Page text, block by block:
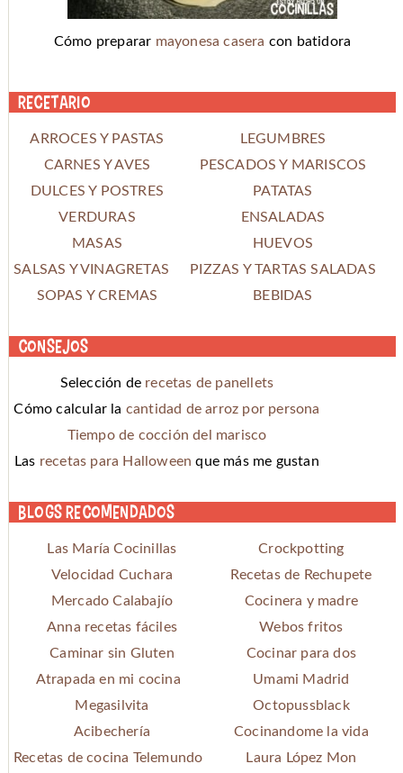
Cómo preparar mayonesa casera con batidora
Recetario
ARROCES Y PASTAS
LEGUMBRES
CARNES Y AVES
PESCADOS Y MARISCOS
DULCES Y POSTRES
PATATAS
VERDURAS
ENSALADAS
MASAS
HUEVOS
SALSAS Y VINAGRETAS
PIZZAS Y TARTAS SALADAS
SOPAS Y CREMAS
BEBIDAS
Consejos
Selección de recetas de panellets
Cómo calcular la cantidad de arroz por persona
Tiempo de cocción del marisco
Las recetas para Halloween que más me gustan
Blogs recomendados
Las María Cocinillas
Crockpotting
Velocidad Cuchara
Recetas de Rechupete
Mercado Calabajío
Cocinera y madre
Anna recetas fáciles
Webos fritos
Caminar sin Gluten
Cocinar para dos
Atrapada en mi cocina
Umami Madrid
Megasilvita
Octopussblack
Acibechería
Cocinandome la vida
Recetas de cocina Telemundo
Laura López Mon